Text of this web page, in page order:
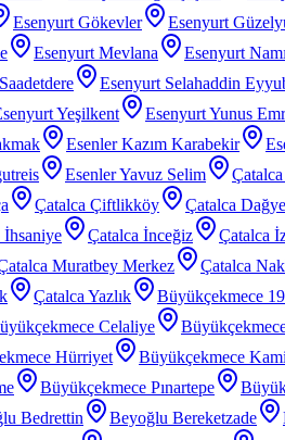
Esenyurt Gökevler Esenyurt
Esenyurt Mevlana Esenyurt
Esenyurt Selahaddin
Yeşilkent Esenyurt Yunus
Esenler Kazım Karabekir
Esenler Yavuz Selim
Çatalca Çiftlikköy Çatalca
İhsaniye Çatalca İnceğiz Çatalca
Muratbey Merkez Çatalca
Çatalca Yazlık Büyükçekmece
Celaliye
Hürriyet Büyükçekmece
Büyükçekmece Pınartepe
Bedrettin Beyoğlu Bereketzade